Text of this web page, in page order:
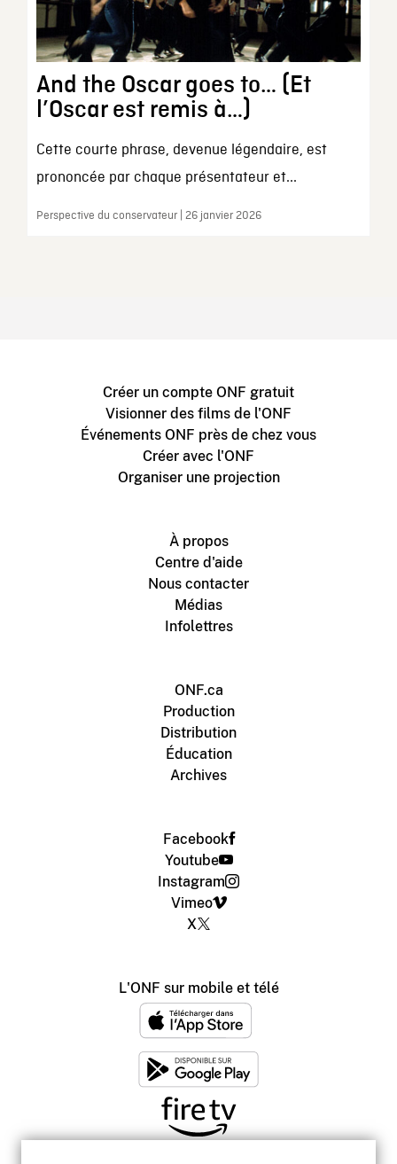
And the Oscar goes to… (Et
l’Oscar est remis à…)
Cette courte phrase, devenue légendaire, est
prononcée par chaque présentateur et...
Perspective du conservateur | 26 janvier 2026
Créer un compte ONF gratuit
Visionner des films de l'ONF
Événements ONF près de chez vous
Créer avec l'ONF
Organiser une projection
À propos
Centre d'aide
Nous contacter
Médias
Infolettres
ONF.ca
Production
Distribution
Éducation
Archives
Facebook
Youtube
Instagram
Vimeo
X
L'ONF sur mobile et télé